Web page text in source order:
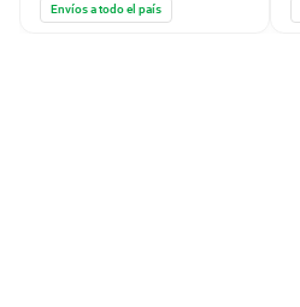
Envíos a todo el país